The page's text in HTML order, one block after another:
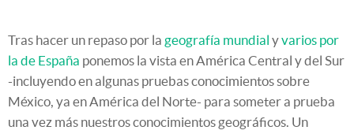
Tras hacer un repaso por la geografía mundial yvarios por
la de España ponemos la vista en América Central y del Sur
-incluyendo en algunas pruebas conocimientos sobre
México, ya en América del Norte- para someter a prueba
una vez más nuestros conocimientos geográficos. Un